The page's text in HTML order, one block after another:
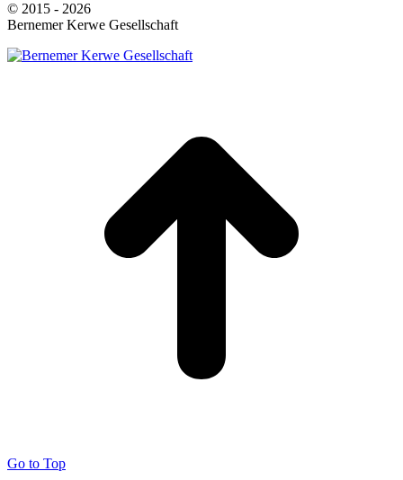
© 2015 - 2026
Bernemer Kerwe Gesellschaft
Go to Top